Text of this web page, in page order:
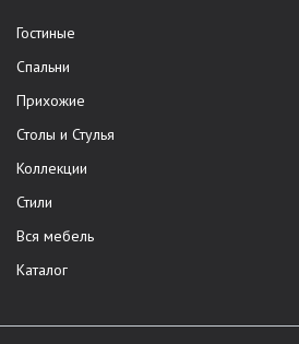
Гостиные
Спальни
Прихожие
Столы и Стулья
Коллекции
Стили
Вся мебель
Каталог